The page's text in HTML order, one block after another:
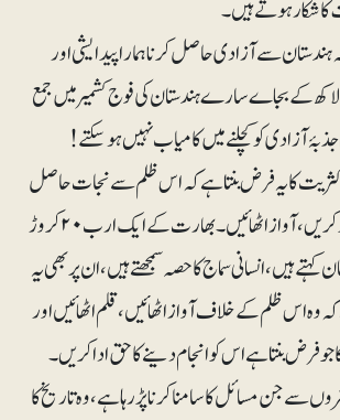
شکار ہوتے ہیں۔
سے آزادی حاصل کرنا ہمارا پیدایشی اور
حق ہے۔ آپ ۸ لاکھ کے بجاے سار ے ہندستان کی فوج کشمیر میں جمع
آزادی کو کچلنے میں کامیاب نہیں ہو سکتے !
کا یہ فرض بنتا ہے کہ اس ظلم سے نجات حاصل
کرنے کے لیے جدوجہد کریں، آواز اٹھائیں ۔ بھارت کے ایک ارب ۲۰ کروڑ
ہیں، انسانی سماج کا حصہ سمجھتے ہیں، ان پر بھی یہ
وہ اس ظلم کے خلاف آواز اٹھائیں، قلم اٹھائیں اور
فرض بنتا ہے اس کو انجام دینے کا حق ادا کریں۔
جن مسائل کا سامنا کرنا پڑ رہا ہے، وہ تاریخ کا